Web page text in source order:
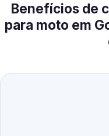
Benefícios de
para moto em